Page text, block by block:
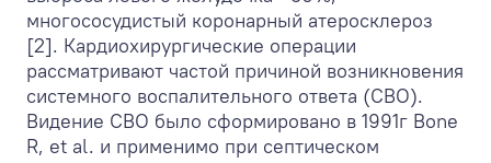
многососудистый коронарный атеросклероз
[2]. Кардиохирургические операции
рассматривают частой причиной возникновения
системного воспалительного ответа (СВО).
Видение СВО было сформировано в 1991г Bone
R, et al. и применимо при септическом